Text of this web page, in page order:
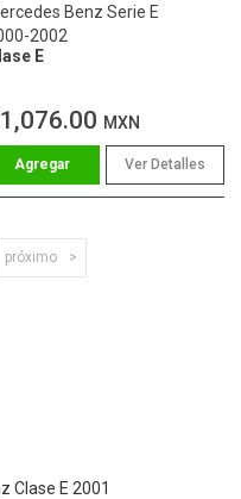
Benz Serie E
2002
E
MXN
Ver Detalles
próximo
Clase E 2001